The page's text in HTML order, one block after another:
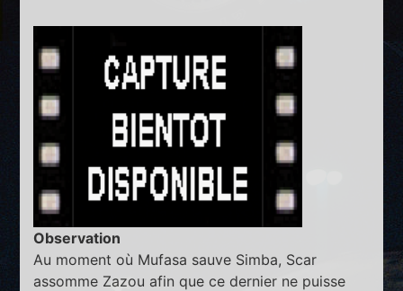
Observation
Au moment où Mufasa sauve Simba, Scar
assomme Zazou afin que ce dernier ne puisse